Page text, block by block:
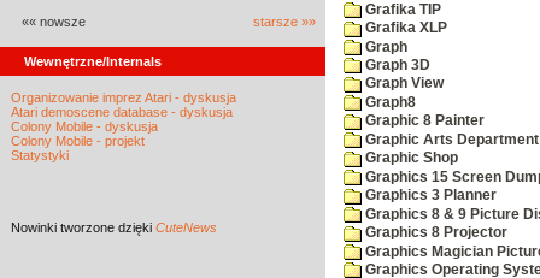
«« nowsze starsze »»
Wewnętrzne/Internals
Organizowanie imprez Atari - dyskusja
Atari demoscene database - dyskusja
Colony Mobile - dyskusja
Colony Mobile - projekt
Statystyki
Nowinki tworzone dzięki CuteNews
Grafika TIP
Grafika XLP
Graph
Graph 3D
Graph View
Graph8
Graphic 8 Painter
Graphic Arts Department
Graphic Shop
Graphics 15 Screen
Graphics 3 Planner
Graphics 8 & 9 Picture
Graphics 8 Projector
Graphics Magician
Graphics Operating